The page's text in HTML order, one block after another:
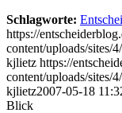
Schlagworte:
https://
content/uploads/sites/
kjlietz https://
content/uploads/sites/
kjlietz2007-05-18
Blick